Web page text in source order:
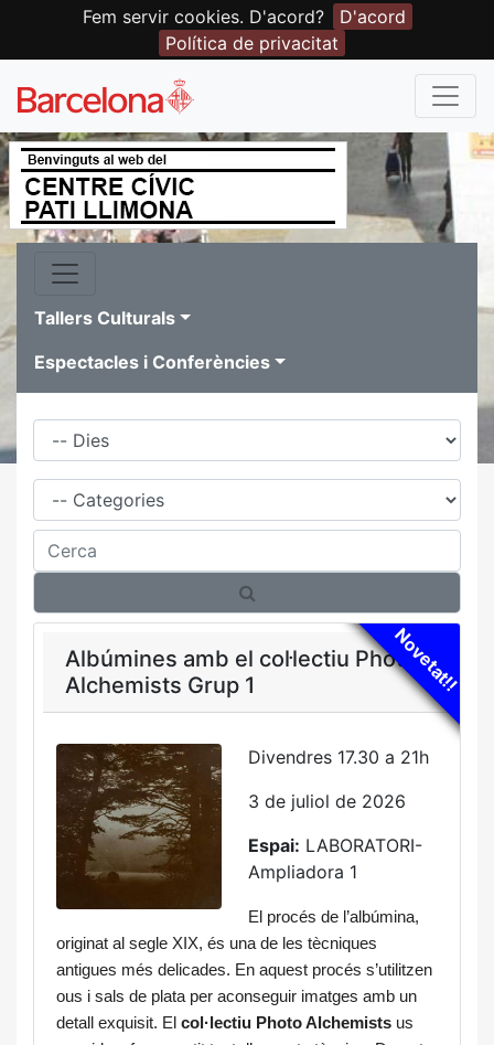
Fem servir cookies. D'acord?
D'acord
Política de privacitat
Tallers Culturals
Espectacles i Conferències
Dies
Família
Cerca
Novetat!!
Albúmines amb el col·lectiu Photo
Alchemists Grup 1
Divendres 17.30 a 21h
3 de juliol de 2026
Espai: LABORATORI-
Ampliadora 1
El procés de l’albúmina,
originat al segle XIX, és una de les tècniques
antigues més delicades. En aquest procés s’utilitzen
ous i sals de plata per aconseguir imatges amb un
detall exquisit. El col·lectiu Photo Alchemists us